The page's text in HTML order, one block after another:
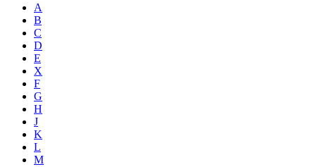
A
B
C
D
E
X
F
G
H
J
K
L
M